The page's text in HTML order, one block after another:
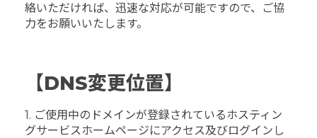
絡いただければ、迅速な対応が可能ですので、ご協
力をお願いいたします。
【DNS変更位置】
1. ご使用中のドメインが登録されているホスティン
グサービスホームページにアクセス及びログインし